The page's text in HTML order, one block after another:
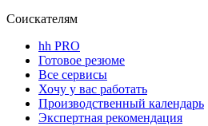
Соискателям
hh PRO
Готовое резюме
Все сервисы
Хочу у вас работать
Производственный календарь
Экспертная рекомендация